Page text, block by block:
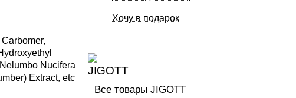
Nucifera
Extract, etc
Хочу в подарок
Все товары JIGOTT